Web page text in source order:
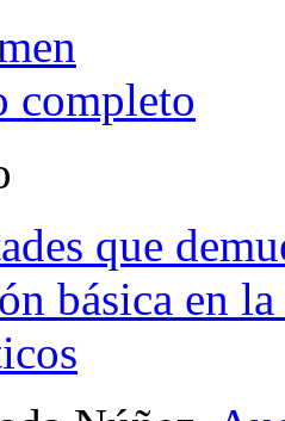
completo
que
básica en